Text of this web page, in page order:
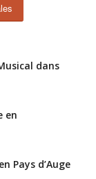
dans
en
Pays d’Auge